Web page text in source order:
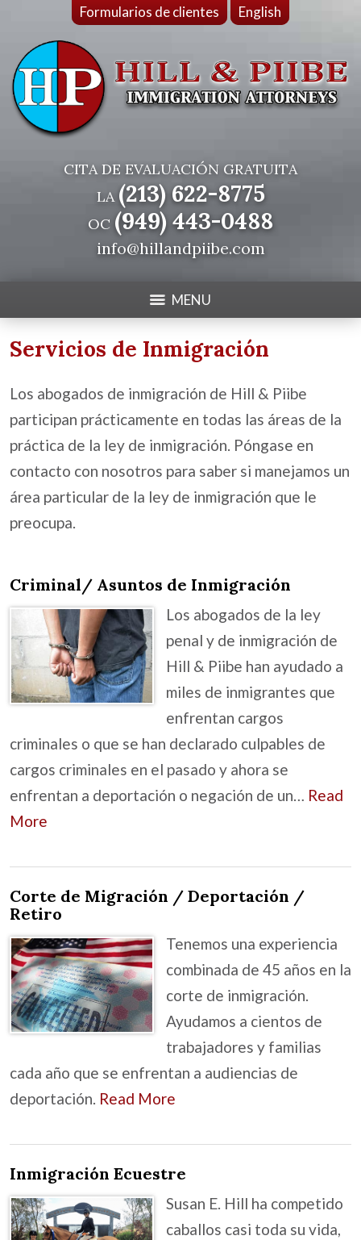
Formularios de clientes English
CITA DE EVALUACIÓN GRATUITA
LA(213) 622-8775
OC (949) 443-0488
info@hillandpiibe.com
MENU
Servicios de Inmigración
Los abogados de inmigración de Hill & Piibe
participan prácticamente en todas las áreas de la
práctica de la ley de inmigración. Póngase en
contacto con nosotros para saber si manejamos un
área particular de la ley de inmigración que le
preocupa.
Criminal/ Asuntos de Inmigración
Los abogados de la ley
penal y de inmigración de
Hill & Piibe han ayudado a
miles de inmigrantes que
enfrentan cargos
criminales o que se han declarado culpables de
cargos criminales en el pasado y ahora se
enfrentan a deportación o negación de un… Read
More
Corte de Migración / Deportación /
Retiro
Tenemos una experiencia
combinada de 45 años en la
corte de inmigración.
Ayudamos a cientos de
trabajadores y familias
cada año que se enfrentan a audiencias de
deportación. Read More
Inmigración Ecuestre
Susan E. Hill ha competido
caballos casi toda su vida,